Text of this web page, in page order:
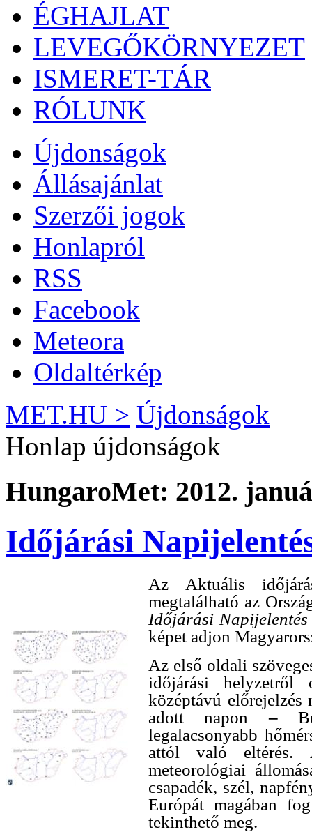
ÉGHAJLAT
LEVEGŐKÖRNYEZET
ISMERET-TÁR
RÓLUNK
Újdonságok
Állásajánlat
Szerzői jogok
Honlapról
RSS
Facebook
Meteora
Oldaltérkép
MET.HU > Újdonságok
Honlap újdonságok
HungaroMet: 2012.
Időjárási
Az Aktuális
megtalálható az
Időjárási Napijelentés
képet adjon
Az első oldali
időjárási
középtávú
adott napon–
legalacsonyabb
attól való eltérés.
meteorológiai
csapadék, szél,
Európát magában
tekinthető meg.